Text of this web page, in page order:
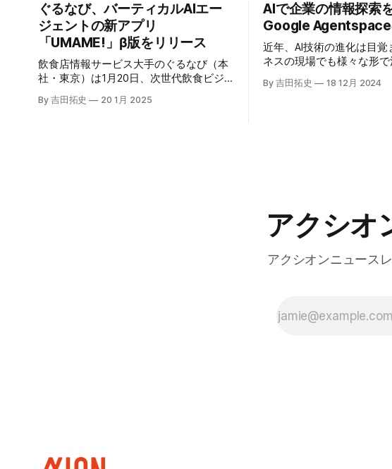
ぐるなび、バーティカルAIエー
ジェントの新アプリ
「UMAME!」β版をリリース
飲食店情報サービス大手のぐるなび（本
社・東京）は1月20日、次世代飲食ビジ
ネスの基盤構築をめざす「ぐるなびNext
プロジェクト」の初成果として、新たな
By 吉田拓史 20 1月 2025
AIで企業の情報探索
Google Agentspace
近年、AI技術の進化は目覚
ネスの現場でも様々な形で
いる。そのような中、
たに発表したGoogle
By 吉田拓史 18 12月 2024
アクシオ
アクシオンニュース